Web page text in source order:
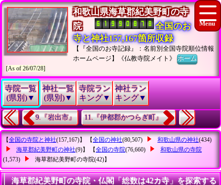
和歌山県海草郡紀美野町の寺
院
全国のお
寺と神社157,167箇所収録
【『全国のお寺記録』：名前別全国寺院順位情報
ホームページ】《仏教寺院メイト》ホーム
[As of 26/07/28]
寺院一覧
(県別)▼
神社一覧
(県別)▼
寺院ラン
キング▼
神社ラン
キング▼
9.『岩出市』 11.『伊都郡かつらぎ町』
【全国の寺院と神社(157,167)】 【全国の神社(80,507) 和歌山県の神社(434)
海草郡紀美野町の神社(9)】 【全国の寺院(76,660)
和歌山県の寺院
(1,573)
海草郡紀美野町の寺院(42)】
海草郡紀美野町の寺院・仏閣「総数は42カ寺」を探索する